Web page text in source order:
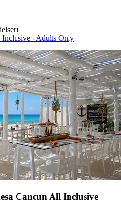
Inclusive - Adults Only
Cancun All Inclusive